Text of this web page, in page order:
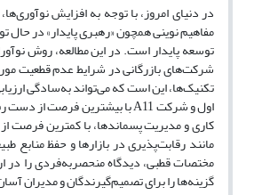
در دنیای امروز، با توجه به افزایش
مفاهیم نوینی همچون «رهبری پایدار» در
توسعه پایدار است. در این مطالعه، روش
شرکت‌های بازرگانی در شرایط عدم قطعیت
کاری و مدیریت پسماندها، با کمترین فرصت
مانند رقابت‌پذیری در بازارها و حفظ
مختصات قطبی، دیدگاه منحصربه‌فردی را
گزینه‌ها را برای تصمیم‌گیرندگان و مدیران